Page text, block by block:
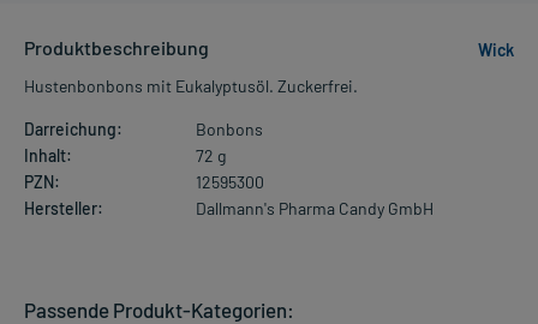
Produktbeschreibung
Wick
Hustenbonbons mit Eukalyptusöl. Zuckerfrei.
Darreichung:
Bonbons
Inhalt:
72 g
PZN:
12595300
Hersteller:
Dallmann's Pharma Candy GmbH
Passende Produkt-Kategorien: